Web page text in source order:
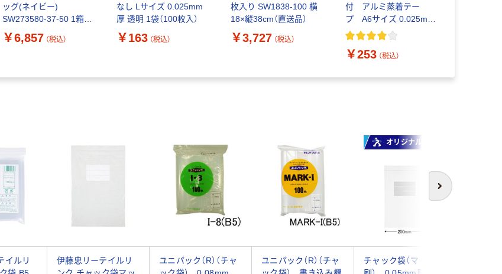
ッグ(ネイビー)
SW273580-37-50 1箱
（50枚）（直送品）
￥6,857 （税込）
なし Lサイズ 0.025mm
厚 透明 1袋（100枚入）
￥163 （税込）
枚入り SW1838-100 横
18×縦38cm（直送品）
￥3,727 （税込）
付 アルミ蒸着テー
プ A6サイズ 0.025mm
透明 1袋（100枚）
￥253 （税込）
次へ
オリジナル
イルリ
伊藤忠リーテイルリ
ユニパック（R）（チャ
ユニパック（R）（チャ
チャック袋（マット印